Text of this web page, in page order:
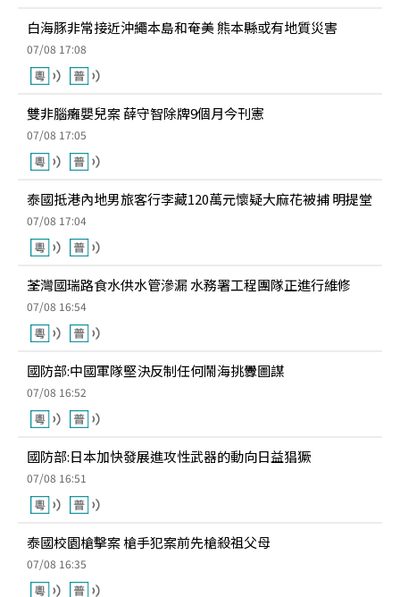
白海豚非常接近沖繩本島和奄美 熊本縣或有地質災害
07/08 17:08
雙非腦癱嬰兒案 薛守智除牌9個月今刊憲
07/08 17:05
泰國抵港內地男旅客行李藏120萬元懷疑大麻花被捕 明提堂
07/08 17:04
荃灣國瑞路食水供水管滲漏 水務署工程團隊正進行維修
07/08 16:54
國防部:中國軍隊堅決反制任何鬧海挑釁圖謀
07/08 16:52
國防部:日本加快發展進攻性武器的動向日益猖獗
07/08 16:51
泰國校園槍擊案 槍手犯案前先槍殺祖父母
07/08 16:35